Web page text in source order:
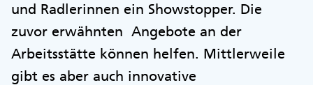
und Radlerinnen ein Showstopper. Die
zuvor erwähnten Angebote an der
Arbeitsstätte können helfen. Mittlerweile
gibt es aber auch innovative